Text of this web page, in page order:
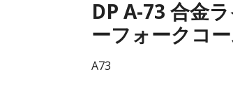
DP A-73 合金
ーフォークコ
A73